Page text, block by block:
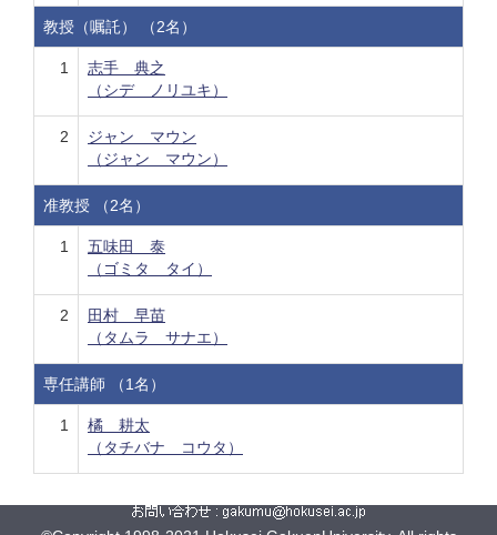
教授（嘱託） （2名）
1
志手 典之
（シデ ノリユキ）
2
ジャン マウン
（ジャン マウン）
准教授 （2名）
1
五味田 泰
（ゴミタ タイ）
2
田村 早苗
（タムラ サナエ）
専任講師 （1名）
1
橘 耕太
（タチバナ コウタ）